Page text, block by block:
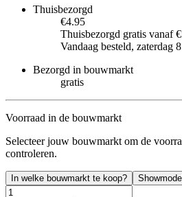
Thuisbezorgd
€4.95
Thuisbezorgd gratis vanaf
Vandaag besteld, zaterdag
Bezorgd in bouwmarkt
gratis
Voorraad in de bouwmarkt
Selecteer jouw bouwmarkt om de
controleren.
In welke bouwmarkt te koop?